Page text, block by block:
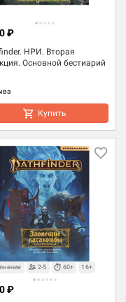
НРИ. Вторая
Основной бестиарий
₽
Купить
2-5 60+ 16+
₽